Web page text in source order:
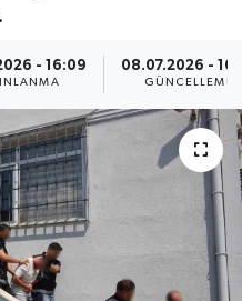
- 16:09 08.07.2026 -
GÜNCELLEME